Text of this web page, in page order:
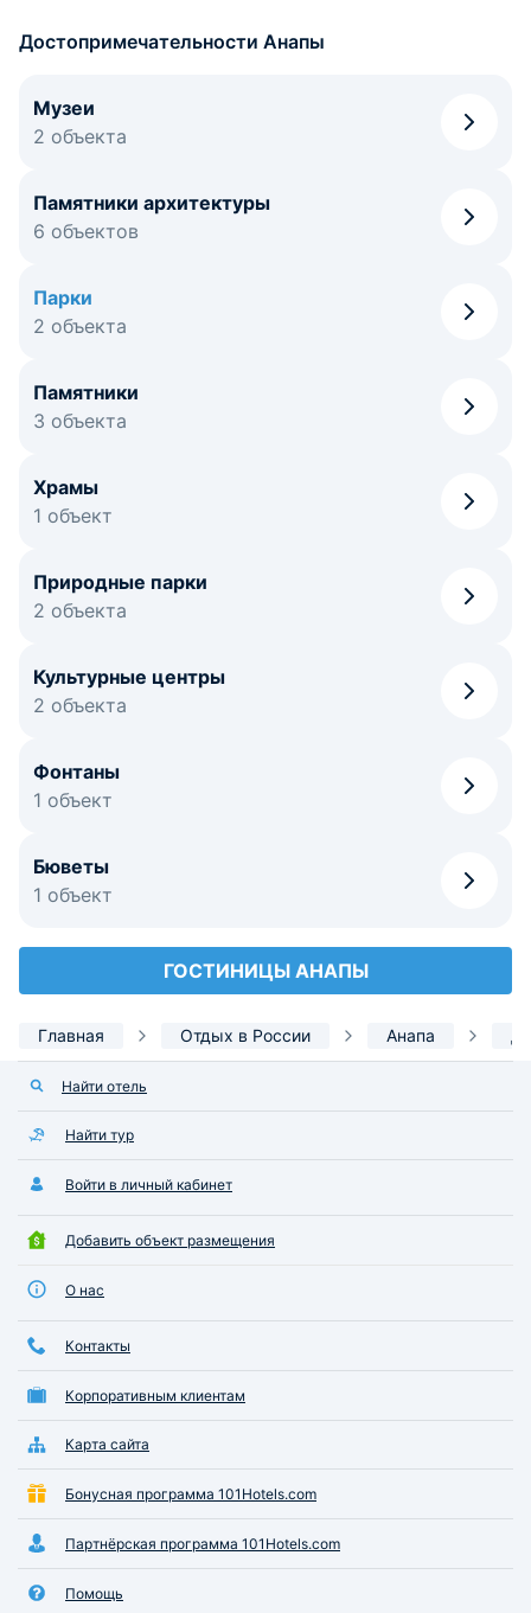
Достопримечательности Анапы
Музеи
2 объекта
Памятники архитектуры
6 объектов
Парки
2 объекта
Памятники
3 объекта
Храмы
1 объект
Природные парки
2 объекта
Культурные центры
2 объекта
Фонтаны
1 объект
Бюветы
1 объект
ГОСТИНИЦЫ АНАПЫ
Главная Отдых в России Анапа
Найти отель
Найти тур
Войти в личный кабинет
Добавить объект размещения
О нас
Контакты
Корпоративным клиентам
Карта сайта
Бонусная программа 101Hotels.com
Партнёрская программа 101Hotels.com
Помощь